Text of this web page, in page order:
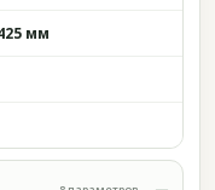
мм